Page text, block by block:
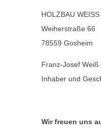
HOLZBAU WEISS
Weiherstraße 66
78559 Gosheim
Franz-Josef Weiß
Inhaber und
Wir freuen uns